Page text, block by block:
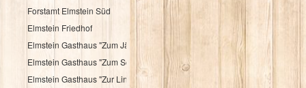
Forstamt Elmstein Süd
Elmstein Friedhof
Elmstein Gasthaus "Zum Jäger aus Kurpfalz"
Elmstein Gasthaus "Zum Schloßberg"
Elmstein Gasthaus "Zur Linde"